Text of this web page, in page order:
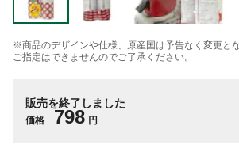
※商品のデザインや仕様、原産国は予告なく変更と
ご指定はできませんのでご了承ください。
販売を終了しました
価格 798 円